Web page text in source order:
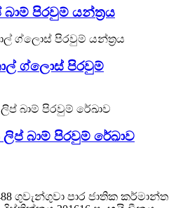
බාම් පිරවුම් යන්ත්‍රය
ග්ලොස් පිරවුම්
බාම් පිරවුම් රේඛාව
ගුවැන්ගුවා පාර ජාතික කර්මාන්ත